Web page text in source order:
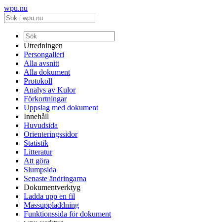
wpu.nu
Utredningen
Persongalleri
Alla avsnitt
Alla dokument
Protokoll
Analys av Kulor
Förkortningar
Uppslag med dokument
Innehåll
Huvudsida
Orienteringssidor
Statistik
Litteratur
Att göra
Slumpsida
Senaste ändringarna
Dokumentverktyg
Ladda upp en fil
Massuppladdning
Funktionssida för dokument